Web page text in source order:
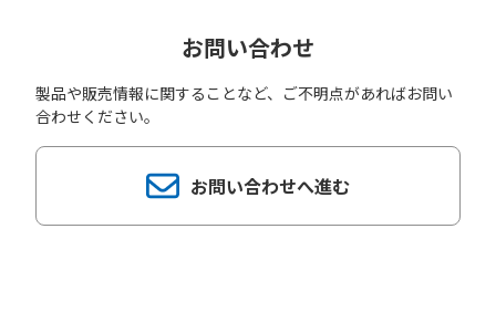
お問い合わせ
製品や販売情報に関することなど、ご不明点があればお問い
合わせください。
お問い合わせへ進む